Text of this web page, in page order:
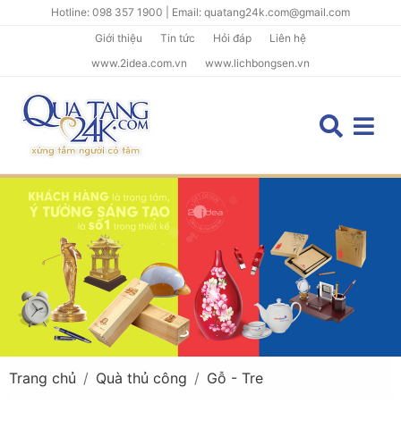
Hotline: 098 357 1900 | Email: quatang24k.com@gmail.com
Giới thiệu
Tin tức Hỏi đáp
Liên hệ
www.2idea.com.vn
www.lichbongsen.vn
Trang chủ Quà thủ công Gỗ - Tre